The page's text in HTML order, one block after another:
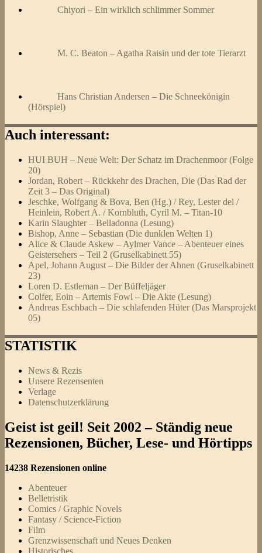
Chiyori – Ein wirklich schlimmer Sommer
M. C. Beaton – Agatha Raisin und der tote Tierarzt
Hans Christian Andersen – Die Schneekönigin
(Hörspiel)
Auch interessant:
HUI BUH – Neue Welt: Der Schatz im Drachenmoor (Folge
20)
Jordan, Robert – Rückkehr des Drachen, Die (Das Rad der
Zeit 3 – Das Original)
Jeschke, Wolfgang & Bova, Ben (Hg.) / Rey, Lester del /
Heinlein, Robert A. / Kornbluth, Cyril M. – Titan-10
Karin Slaughter – Belladonna (Lesung)
Bishop, Anne – Sebastian (Die dunklen Welten 1)
Alice & Claude Askew – Aylmer Vance – Abenteuer eines
Geistersehers – Teil 2 (Gruselkabinett 55)
Apel, Johann August – Die Bilder der Ahnen (Gruselkabinett
23)
Loren D. Estleman – Der Büffeljäger
Colfer, Eoin – Artemis Fowl – Die Akte (Lesung)
Andreas Eschbach – Die schlafenden Hüter (Das Marsprojekt
05)
STATISTIK
News & Rezis
Unsere Rezensenten
Verlage
Datenschutzerklärung
Geist ist geil! Seit 2002 – Ständig neue
Rezensionen, Bücher, Lese- und Hörtipps
14238 Rezensionen online
Abenteuer
Belletristik
Comics / Graphic Novels
Fantasy / Science-Fiction
Film
Grenzwissenschaft und Neues Denken
Historisches